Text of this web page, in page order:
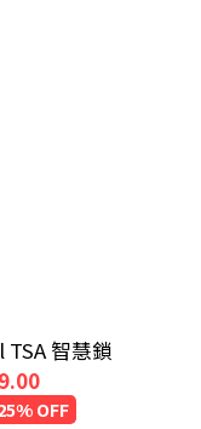
智慧鎖
OFF